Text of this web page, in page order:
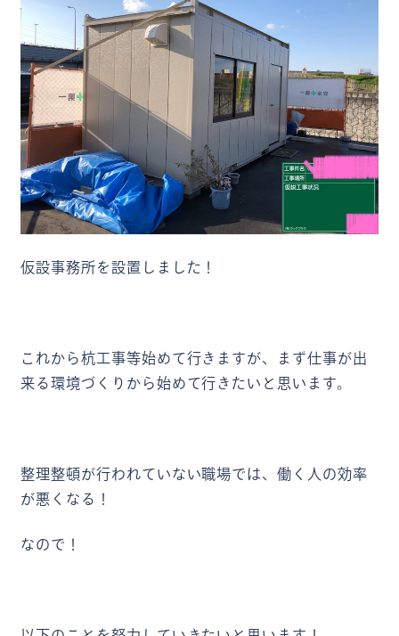
仮設事務所を設置しました！
これから杭工事等始めて行きますが、まず仕事が出
来る環境づくりから始めて行きたいと思います。
整理整頓が行われていない職場では、働く人の効率
が悪くなる！
なので！